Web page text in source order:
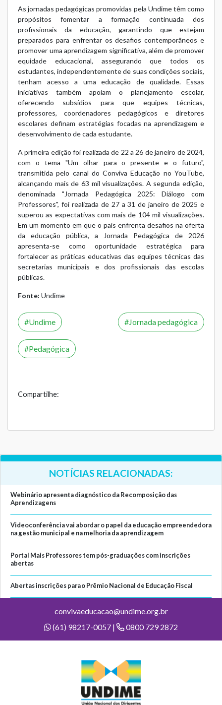
As jornadas pedagógicas promovidas pela Undime têm como
propósitos fomentar a formação continuada dos
profissionais da educação, garantindo que estejam
preparados para enfrentar os desafios contemporâneos e
promover uma aprendizagem significativa, além de promover
equidade educacional, assegurando que todos os
estudantes, independentemente de suas condições sociais,
tenham acesso a uma educação de qualidade. Essas
iniciativas também apoiam o planejamento escolar,
oferecendo subsídios para que equipes técnicas,
professores, coordenadores pedagógicos e diretores
escolares definam estratégias focadas na aprendizagem e
desenvolvimento de cada estudante.
A primeira edição foi realizada de 22 a 26 de janeiro de 2024,
com o tema "Um olhar para o presente e o futuro",
transmitida pelo canal do Conviva Educação no YouTube,
alcançando mais de 63 mil visualizações. A segunda edição,
denominada "Jornada Pedagógica 2025: Diálogo com
Professores", foi realizada de 27 a 31 de janeiro de 2025 e
superou as expectativas com mais de 104 mil visualizações.
Em um momento em que o país enfrenta desafios na oferta
da educação pública, a Jornada Pedagógica de 2026
apresenta-se como oportunidade estratégica para
fortalecer as práticas educativas das equipes técnicas das
secretarias municipais e dos profissionais das escolas
públicas.
Fonte: Undime
Undime Jornada pedagógica
Pedagógica
Compartilhe:
NOTÍCIAS RELACIONADAS:
Webinário apresenta diagnóstico da Recomposição das
Aprendizagens
Videoconferência vai abordar o papel da educação empreendedora
na gestão municipal e na melhoria da aprendizagem
Portal Mais Professores tem pós-graduações com inscrições
abertas
Abertas inscrições para o Prêmio Nacional de Educação Fiscal
convivaeducacao@undime.org.br
(61) 98217-0057 |
0800 729 2872